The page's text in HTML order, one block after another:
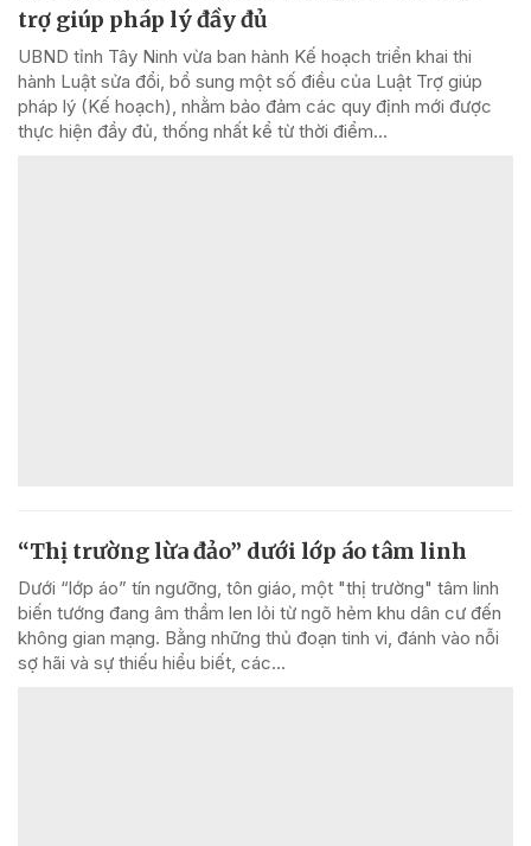
trợ giúp pháp lý đầy đủ
UBND tỉnh Tây Ninh vừa ban hành Kế hoạch triển khai thi
hành Luật sửa đổi, bổ sung một số điều của Luật Trợ giúp
pháp lý (Kế hoạch), nhằm bảo đảm các quy định mới được
thực hiện đầy đủ, thống nhất kể từ thời điểm...
“Thị trường lừa đảo” dưới lớp áo tâm linh
Dưới “lớp áo” tín ngưỡng, tôn giáo, một "thị trường" tâm linh
biến tướng đang âm thầm len lỏi từ ngõ hẻm khu dân cư đến
không gian mạng. Bằng những thủ đoạn tinh vi, đánh vào nỗi
sợ hãi và sự thiếu hiểu biết, các...